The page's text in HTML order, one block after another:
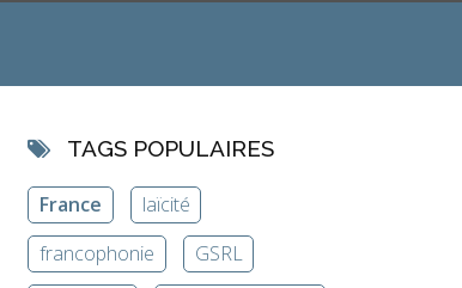
TAGS POPULAIRES
France
laïcité
francophonie
GSRL